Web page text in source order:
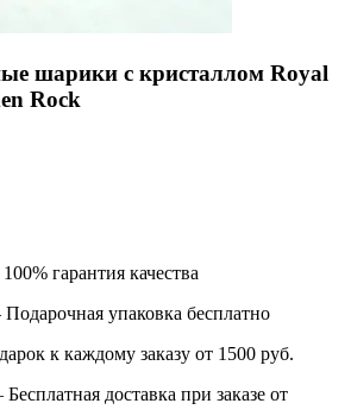
шарики с кристаллом Royal
Rock
гарантия качества
Подарочная упаковка бесплатно
к каждому заказу от 1500 руб.
Бесплатная доставка при заказе от